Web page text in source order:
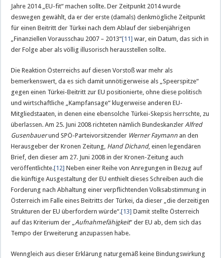
Jahre 2014 „EU-fit“ machen sollte. Der Zeitpunkt 2014 wurde
deswegen gewählt, da er der erste (damals) denkmögliche Zeitpunkt
für einen Beitritt der Türkei nach dem Ablauf der siebenjährigen
„Finanziellen Vorausschau 2007 – 2013“[11] war, ein Datum, das sich in
der Folge aber als völlig illusorisch herausstellen sollte.
Die Reaktion Österreichs auf diesen Vorstoß war mehr als
bemerkenswert, da es sich damit unnötigerweise als „Speerspitze“
gegen einen Türkei-Beitritt zur EU positionierte, ohne diese politisch
und wirtschaftliche „Kampfansage“ klugerweise anderen EU-
Mitgliedstaaten, in denen eine ebensolche Türkei-Skepsis herrschte, zu
überlassen. Am 25. Juni 2008 richteten nämlich BundeskanzlerAlfred
Gusenbauerund SPÖ-Parteivorsitzender Werner Faymann an den
Herausgeber der Kronen Zeitung, Hand Dichand, einen legendären
Brief, den dieser am 27. Juni 2008 in der Kronen-Zeitung auch
veröffentlichte.[12] Neben einer Reihe von Anregungen in Bezug auf
die künftige Ausgestaltung der EU enthielt dieses Schreiben auch die
Forderung nach Abhaltung einer verpflichtenden Volksabstimmung in
Österreich im Falle eines Beitritts der Türkei, da dieser „die derzeitigen
Strukturen der EU überfordern würde“.[13] Damit stellte Österreich
auf das Kriterium der „Aufnahmefähigkeit“ der EU ab, dem sich das
Tempo der Erweiterung anzupassen habe.
Wenngleich aus dieser Erklärung naturgemäß keine Bindungswirkung